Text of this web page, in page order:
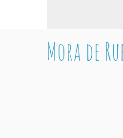
Mora de